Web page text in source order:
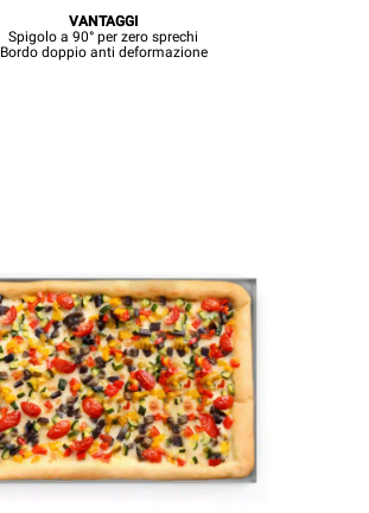
VANTAGGI
Spigolo a 90° per zero sprechi
Bordo doppio anti deformazione